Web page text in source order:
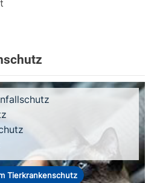
Tierkrankenschutz